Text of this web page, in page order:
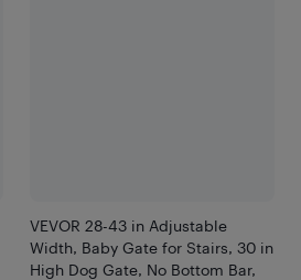
VEVOR 28-43 in Adjustable
Width, Baby Gate for Stairs, 30 in
High Dog Gate, No Bottom Bar,